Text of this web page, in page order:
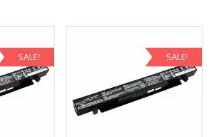
38.00€.
38.00€.
SALE! SALE!